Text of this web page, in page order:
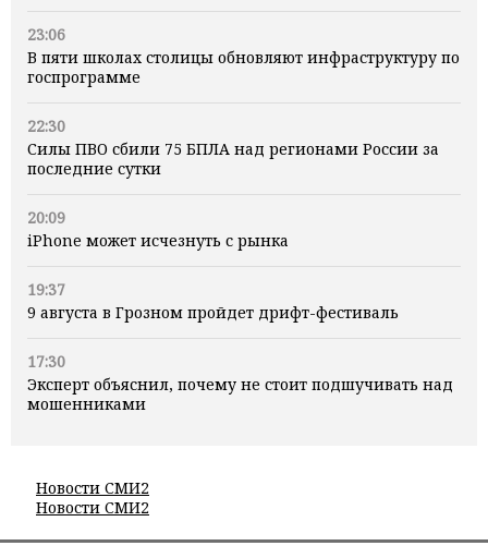
23:06
В пяти школах столицы обновляют инфраструктуру по
госпрограмме
22:30
Силы ПВО сбили 75 БПЛА над регионами России за
последние сутки
20:09
iPhone может исчезнуть с рынка
19:37
9 августа в Грозном пройдет дрифт-фестиваль
17:30
Эксперт объяснил, почему не стоит подшучивать над
мошенниками
Новости СМИ2
Новости СМИ2